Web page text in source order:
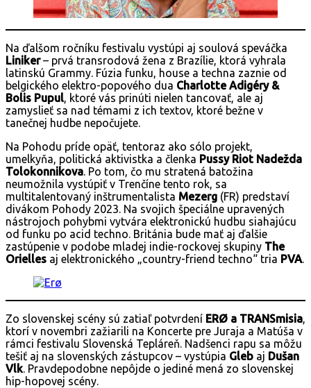
Na ďalšom ročníku festivalu vystúpi aj soulová speváčka
Liniker– prvá transrodová žena z Brazílie, ktorá vyhrala
latinskú Grammy. Fúzia funku, house a techna zaznie od
belgického elektro-popového dua Charlotte Adigéry &
Bolis Pupul, ktoré vás prinúti nielen tancovať, ale aj
zamyslieť sa nad témami z ich textov, ktoré bežne v
tanečnej hudbe nepočujete.
Na Pohodu príde opäť, tentoraz ako sólo projekt,
umelkyňa, politická aktivistka a členka Pussy Riot Nadežda
Tolokonnikova. Po tom, čo mu stratená batožina
neumožnila vystúpiť v Trenčíne tento rok, sa
multitalentovaný inštrumentalista Mezerg (FR) predstaví
divákom Pohody 2023. Na svojich špeciálne upravených
nástrojoch pohybmi vytvára elektronickú hudbu siahajúcu
od funku po acid techno. Británia bude mať aj ďalšie
zastúpenie v podobe mladej indie-rockovej skupiny The
Orielles aj elektronického „country-friend techno“ tria PVA.
Zo slovenskej scény sú zatiaľ potvrdení ERØ a TRANSmisia,
ktorí v novembri zažiarili na Koncerte pre Juraja a Matúša v
rámci festivalu Slovenská Tepláreň. Nadšenci rapu sa môžu
tešiť aj na slovenských zástupcov – vystúpia Gleb aj Dušan
Vlk. Pravdepodobne nepôjde o jediné mená zo slovenskej
hip-hopovej scény.